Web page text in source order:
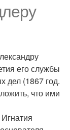
его службы
дел (1867 год.
что ими